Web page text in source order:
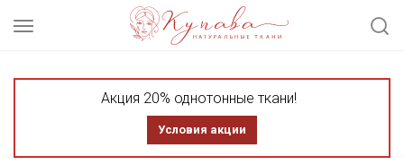
Акция 20% однотонные ткани!
Условия акции